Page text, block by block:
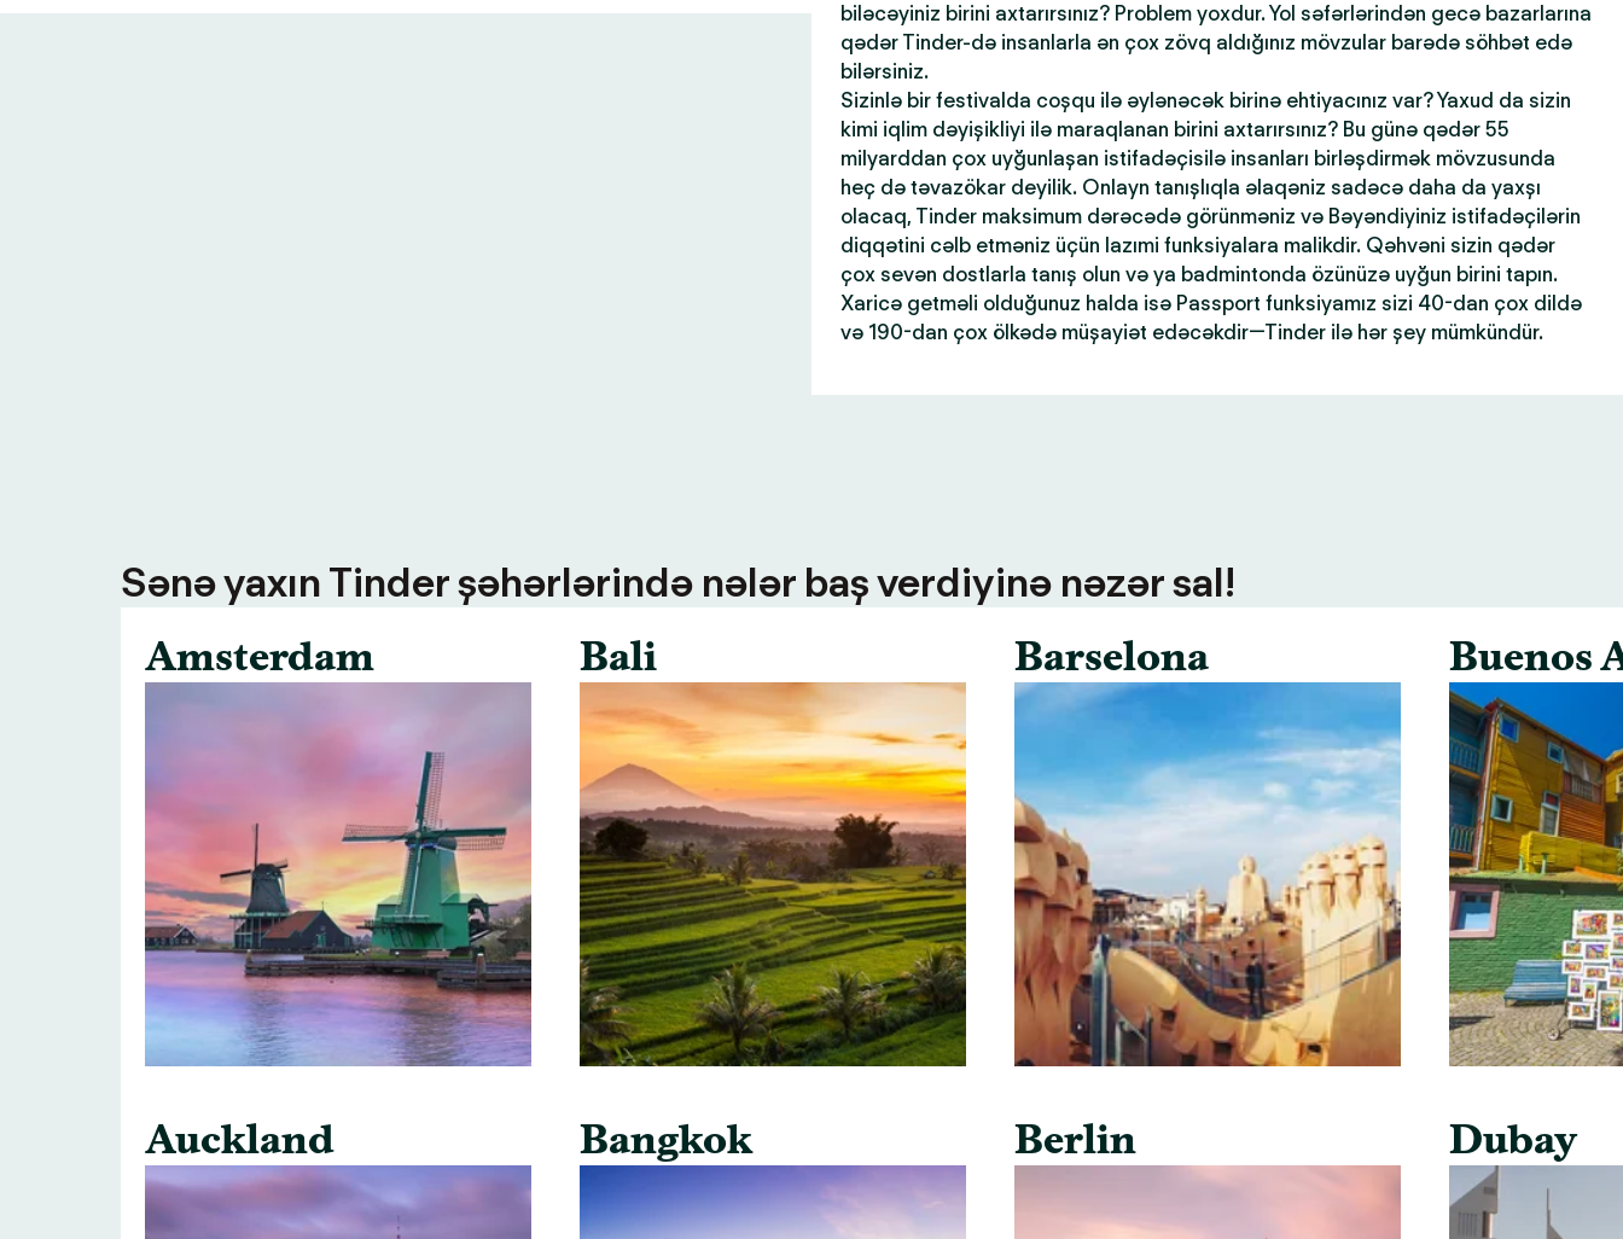
biləcəyiniz birini axtarırsınız? Problem yoxdur. Yol səfərlərindən gecə bazarlarına
qədər Tinder-də insanlarla ən çox zövq aldığınız mövzular barədə söhbət edə
bilərsiniz.
Sizinlə bir festivalda coşqu ilə əylənəcək birinə ehtiyacınız var? Yaxud da sizin
kimi iqlim dəyişikliyi ilə maraqlanan birini axtarırsınız? Bu günə qədər 55
milyarddan çox uyğunlaşan istifadəçisilə insanları birləşdirmək mövzusunda
heç də təvazökar deyilik. Onlayn tanışlıqla əlaqəniz sadəcə daha da yaxşı
olacaq, Tinder maksimum dərəcədə görünməniz və Bəyəndiyiniz istifadəçilərin
diqqətini cəlb etməniz üçün lazımi funksiyalara malikdir. Qəhvəni sizin qədər
çox sevən dostlarla tanış olun və ya badmintonda özünüzə uyğun birini tapın.
Xaricə getməli olduğunuz halda isə Passport funksiyamız sizi 40-dan çox dildə
və 190-dan çox ölkədə müşayiət edəcəkdir—Tinder ilə hər şey mümkündür.
Sənə yaxın Tinder şəhərlərində nələr baş verdiyinə nəzər sal!
Amsterdam
Auckland
Bali
Bangkok
Barselona
Berlin
Buenos
Dubay